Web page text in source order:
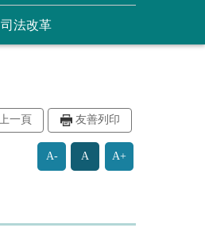
司法改革
一頁 友善列印
A- A A+